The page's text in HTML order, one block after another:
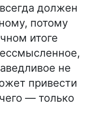
должен
потому
итоге
не
привести
— только